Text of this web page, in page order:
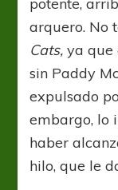
potente,
arquero. No
Cats, ya que
sin Paddy
expulsado
embargo, lo
haber
hilo, que le